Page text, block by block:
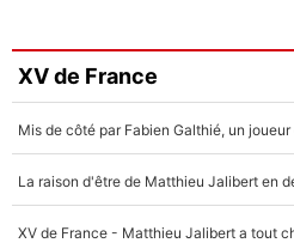
XV de France